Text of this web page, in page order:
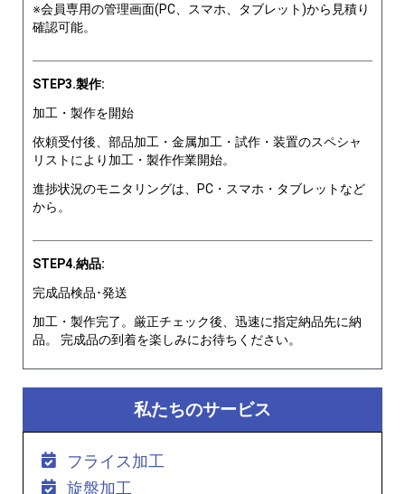
※会員専用の管理画面(PC、スマホ、タブレット)から見積り
確認可能。
STEP3.製作:
加工・製作を開始
依頼受付後、部品加工・金属加工・試作・装置のスペシャ
リストにより加工・製作作業開始。
進捗状況のモニタリングは、PC・スマホ・タブレットなど
から。
STEP4.納品:
完成品検品･発送
加工・製作完了。厳正チェック後、迅速に指定納品先に納
品。 完成品の到着を楽しみにお待ちください。
私たちのサービス
フライス加工
旋盤加工